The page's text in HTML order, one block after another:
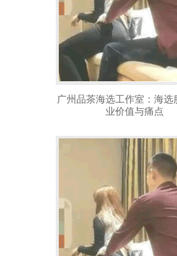
广州品茶海选工作室：海选
业价值与痛点